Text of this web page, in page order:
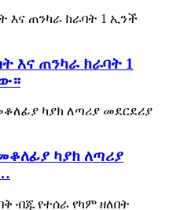
እና ጠንካራ ክራባት 1
ካያክ ለጣሪያ